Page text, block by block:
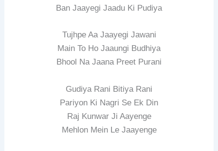
Ban Jaayegi Jaadu Ki Pudiya
Tujhpe Aa Jaayegi Jawani
Main To Ho Jaaungi Budhiya
Bhool Na Jaana Preet Purani
Gudiya Rani Bitiya Rani
Pariyon Ki Nagri Se Ek Din
Raj Kunwar Ji Aayenge
Mehlon Mein Le Jaayenge